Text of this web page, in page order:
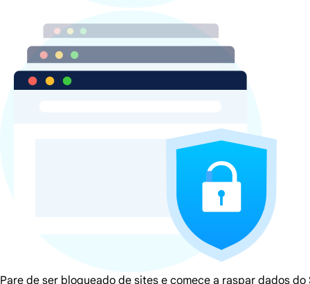
Pare de ser bloqueado de sites e comece a raspar dados do